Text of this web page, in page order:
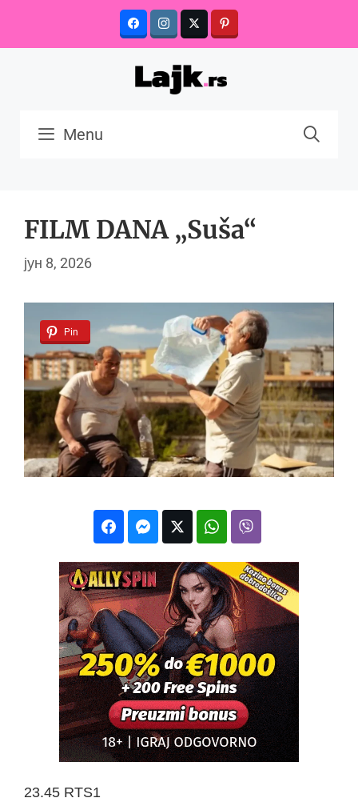
content
Menu
FILM DANA „Suša“
јун 8, 2026
Pin
23.45 RTS1